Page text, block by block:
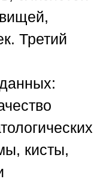
Третий
:
кисты,